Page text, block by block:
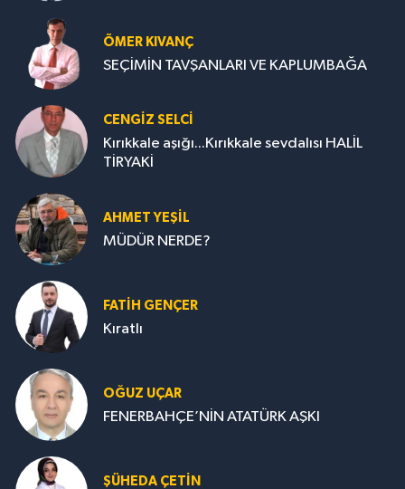
ÖMER KIVANÇ
SEÇİMİN TAVŞANLARI VE KAPLUMBAĞA
CENGİZ SELCİ
Kırıkkale aşığı...Kırıkkale sevdalısı HALİL
TİRYAKİ
AHMET YEŞİL
MÜDÜR NERDE?
FATIH GENÇER
Kıratlı
OĞUZ UÇAR
FENERBAHÇE’NİN ATATÜRK AŞKI
ŞÜHEDA ÇETİN